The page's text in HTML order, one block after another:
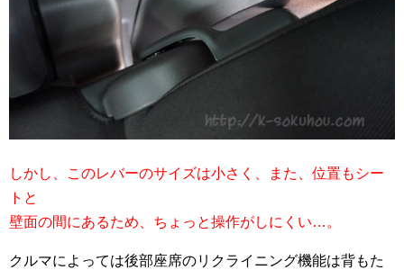
しかし、このレバーのサイズは小さく、また、位置もシー
トと
壁面の間にあるため、ちょっと操作がしにくい…。
クルマによっては後部座席のリクライニング機能は背もた